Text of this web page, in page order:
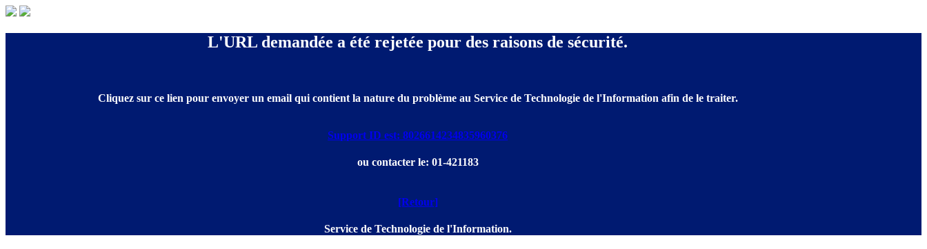
L'URL demandée a été rejetée pour des raisons de sécurité.
Cliquez sur ce lien pour envoyer un email qui contient la nature du problème au Service de Technologie de l'Information afin de le traiter.
Support ID est: 8026614234835960376
ou contacter le: 01-421183
[Retour]
Service de Technologie de l'Information.